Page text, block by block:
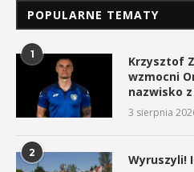
POPULARNE TEMATY
1
Krzysztof
wzmocni
nazwisko
3 sierpnia
2 Wyruszyli!